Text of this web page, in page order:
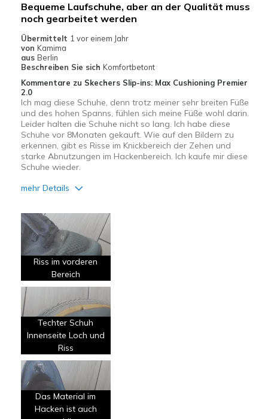
Bequeme Laufschuhe, aber an der Qualität muss
noch gearbeitet werden
Übermittelt 1 vor einem Jahr
von Kamima
aus Berlin
Beschreiben Sie sich Komfortbetont
Kommentare zu Skechers Slip-ins: Max Cushioning Premier
2.0
Ich mag diese Schuhe, denn trotz meiner sehr breiten Füße
und des hohen Spanns, fühlen sich meine Füße wohl darin.
Leider halten die Schuhe nicht so lang. Ich habe diese
Schuhe vor 8Monaten gekauft. Wie auf den Bildern zu
erkennen, gibt es Risse im Knickbereich der Zehen und
starke Abnutzungen im Hackenbereich. Ich kaufe mir diese
Schuhe wieder.
mehr Details
Attraktives Design
Bequem
Nachteile
Nutzen schnell ab
Schlechte Qualität
Geeignete Verwendung
Freizeitkleidung
Breite Passen genau
Riss im vorderen
Bereich
Techter Schuh
Innenseite Loch und
Riss
Das Material im
Hacken ist auch